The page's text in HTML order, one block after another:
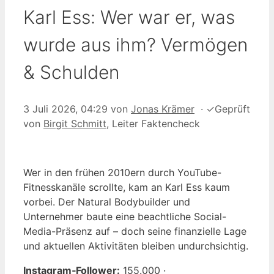
Karl Ess: Wer war er, was
wurde aus ihm? Vermögen
& Schulden
3 Juli 2026, 04:29 von Jonas Krämer · ✓Geprüft
von Birgit Schmitt, Leiter Faktencheck
Wer in den frühen 2010ern durch YouTube-
Fitnesskanäle scrollte, kam an Karl Ess kaum
vorbei. Der Natural Bodybuilder und
Unternehmer baute eine beachtliche Social-
Media-Präsenz auf – doch seine finanzielle Lage
und aktuellen Aktivitäten bleiben undurchsichtig.
Instagram‑Follower: 155.000 ·